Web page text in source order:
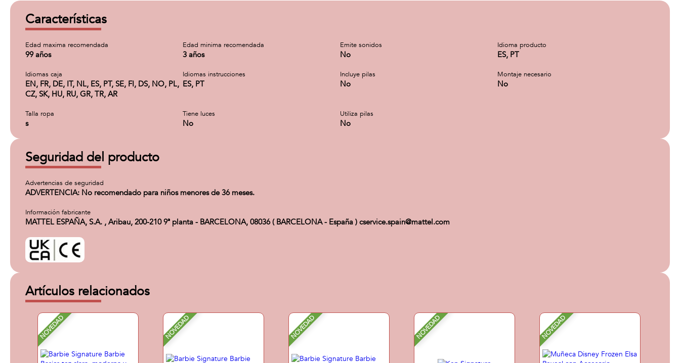
Características
Edad maxima recomendada
99 años
Edad minima recomendada
3 años
Emite sonidos
No
Idioma producto
ES, PT
Idiomas caja
EN, FR, DE, IT, NL, ES, PT, SE, FI, DS, NO, PL,
CZ, SK, HU, RU, GR, TR, AR
Idiomas instrucciones
ES, PT
Incluye pilas
No
Montaje necesario
No
Talla ropa
s
Tiene luces
No
Utiliza pilas
No
Seguridad del producto
Advertencias de seguridad
ADVERTENCIA: No recomendado para niños menores de 36 meses.
Información fabricante
MATTEL ESPAÑA, S.A. , Aribau, 200-210 9ª planta - BARCELONA, 08036 ( BARCELONA - España ) cservice.spain@mattel.com
Artículos relacionados
NOVEDAD NOVEDAD NOVEDAD NOVEDAD NOVEDAD